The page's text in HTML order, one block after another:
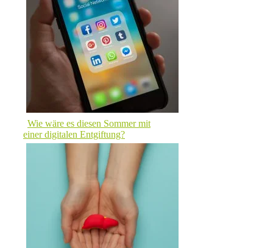
Wie wäre es diesen Sommer mit
einer digitalen Entgiftung?